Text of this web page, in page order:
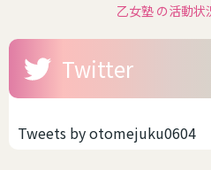
乙女塾 の活動状
Twitter
Tweets by otomejuku0604